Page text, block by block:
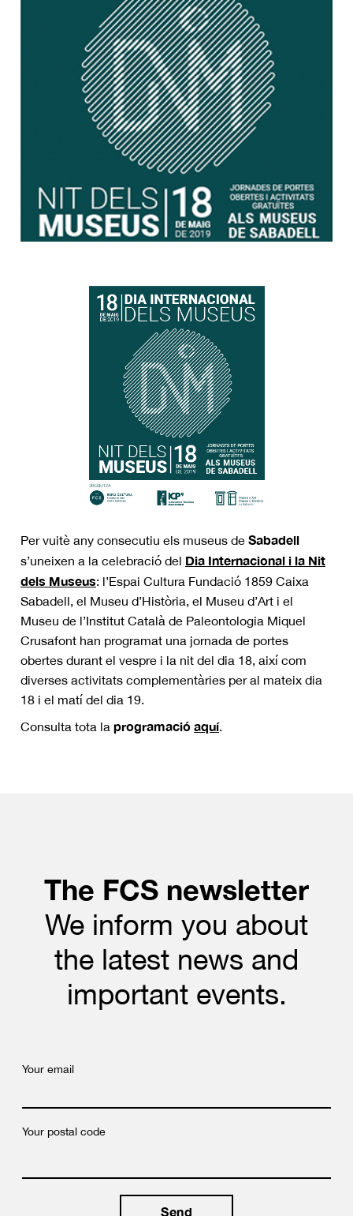
Per vuitè any consecutiu els museus de Sabadell
s’uneixen a la celebració del Dia Internacional i la Nit
dels Museus: l’Espai Cultura Fundació 1859 Caixa
Sabadell, el Museu d’Història, el Museu d’Art i el
Museu de l’Institut Català de Paleontologia Miquel
Crusafont han programat una jornada de portes
obertes durant el vespre i la nit del dia 18, així com
diverses activitats complementàries per al mateix dia
18 i el matí del dia 19.
Consulta tota la programació aquí.
The FCS newsletter
We inform you about
the latest news and
important events.
Your email
Your postal code